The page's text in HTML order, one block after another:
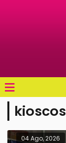
≡
kioscos
04 Ago, 2026